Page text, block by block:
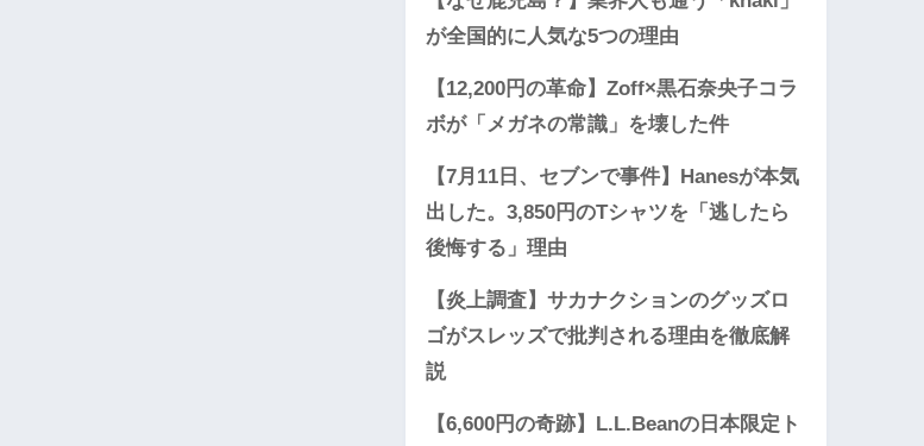
が全国的に人気な5つの理由
【12,200円の革命】Zoff×黒石奈央子コラ
ボが「メガネの常識」を壊した件
【7月11日、セブンで事件】Hanesが本気
出した。3,850円のTシャツを「逃したら
後悔する」理由
【炎上調査】サカナクションのグッズロ
ゴがスレッズで批判される理由を徹底解
説
【6,600円の奇跡】L.L.Beanの日本限定ト